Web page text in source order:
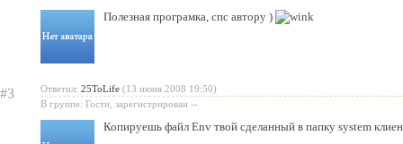
Полезная програмка, спс автору )
#3 Ответил: 25ToLife (13 июня 2008 19:50)
В группе: Гости, зарегистрирован --
Копируешь файл Env твой сделанный в папку system